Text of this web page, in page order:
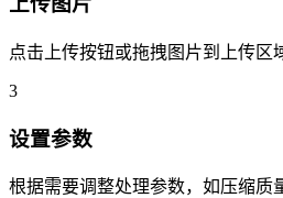
点击上传按钮或拖拽图片到上传区
3
设置参数
根据需要调整处理参数，如压缩质